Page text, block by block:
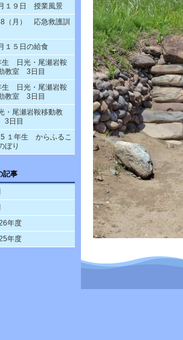
１９日 授業風景
（月） 応急救護訓
１５日の給食
生 日光・尾瀬岩鞍
教室 3日目
生 日光・尾瀬岩鞍
教室 3日目
・尾瀬岩鞍移動教
日目
１年生 からふるこ
ぼり
記事
年度
年度